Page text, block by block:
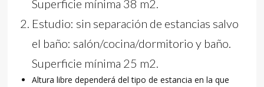
Superficie mínima 38 m2.
Estudio: sin separación de estancias salvo
el baño: salón/cocina/dormitorio y baño.
Superficie mínima 25 m2.
Altura libre dependerá del tipo de estancia en la que